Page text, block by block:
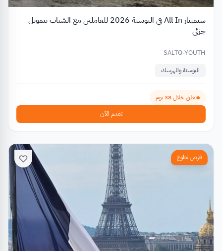
سيمينار All In في البوسنة 2026 للعاملين مع الشباب بتمويل
جزئي
SALTO-YOUTH
البوسنة والهرسك
تغلق خلال 38 يوم
تقدم الآن
فرص تطوع